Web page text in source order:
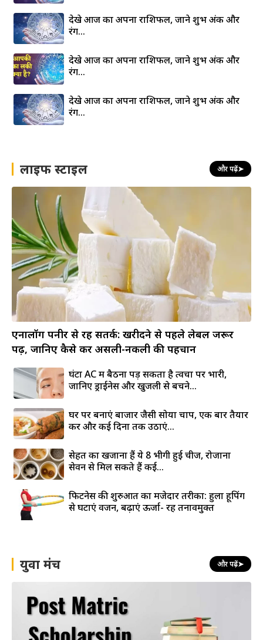
देखे आज का अपना राशिफल, जाने शुभ अंक और
रंग…
देखे आज का अपना राशिफल, जाने शुभ अंक और
रंग…
देखे आज का अपना राशिफल, जाने शुभ अंक और
रंग…
लाइफ स्टाइल और पढ़ें➤
एनालॉग पनीर से रहें सतर्क: खरीदने से पहले लेबल जरूर
पढ़ें, जानिए कैसे करें असली-नकली की पहचान
घंटों AC में बैठना पड़ सकता है त्वचा पर भारी,
जानिए ड्राईनेस और खुजली से बचने...
घर पर बनाएं बाजार जैसी सोया चाप, एक बार तैयार
करें और कई दिनों तक उठाएं...
सेहत का खजाना हैं ये 8 भीगी हुई चीजें, रोजाना
सेवन से मिल सकते हैं कई...
फिटनेस की शुरुआत का मजेदार तरीका: हुला हूपिंग
से घटाएं वजन, बढ़ाएं ऊर्जा- रहें तनावमुक्त
युवा मंच और पढ़ें➤